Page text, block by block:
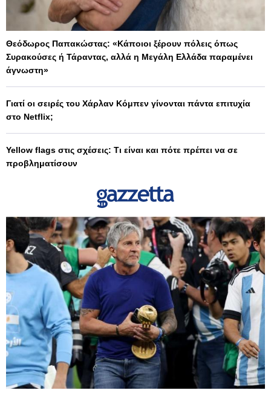
Θεόδωρος Παπακώστας: «Κάποιοι ξέρουν πόλεις όπως
Συρακούσες ή Τάραντας, αλλά η Μεγάλη Ελλάδα παραμένει
άγνωστη»
Γιατί οι σειρές του Χάρλαν Κόμπεν γίνονται πάντα επιτυχία
στο Netflix;
Yellow flags στις σχέσεις: Τι είναι και πότε πρέπει να σε
προβληματίσουν